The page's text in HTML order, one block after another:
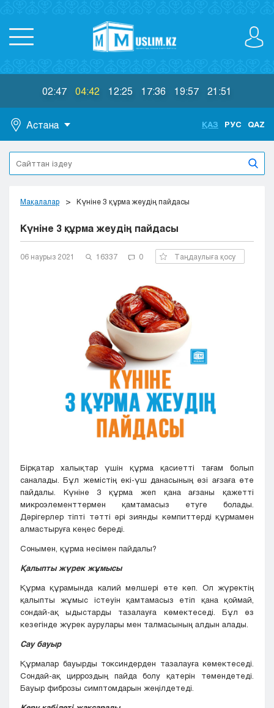
02:47 04:42 12:25 17:36 19:57 21:51
Астана
Астана
Алматы
Актобе
Жезказган
Караганда
Кокшетау
Усть-Каменогорск
ҚАЗ РУС QAZ
Мақалалар Күніне 3 құрма жеудің пайдасы
Күніне 3 құрма жеудің пайдасы
06 наурыз 2021 16337 0 Таңдаулыға қосу
Бірқатар халықтар үшін құрма қасиетті тағам болып
саналады. Бұл жемістің екі-үш данасының өзі ағзаға өте
пайдалы. Күніне 3 құрма жеп қана ағзаны қажетті
микроэлементтермен қамтамасыз етуге болады.
Дәрігерлер тіпті тәтті әрі зиянды кәмпиттерді құрмамен
алмастыруға кеңес береді.
Сонымен, құрма несімен пайдалы?
Қалыпты жүрек жұмысы
Құрма құрамында калий мөлшері өте көп. Ол жүректің
қалыпты жұмыс істеуін қамтамасыз етіп қана қоймай,
сондай-ақ ыдыстарды тазалауға көмектеседі. Бұл өз
кезегінде жүрек аурулары мен талмасының алдын алады.
Сау бауыр
Құрмалар бауырды токсиндерден тазалауға көмектеседі.
Сондай-ақ цирроздың пайда болу қатерін төмендетеді.
Бауыр фиброзы симптомдарын жеңілдетеді.